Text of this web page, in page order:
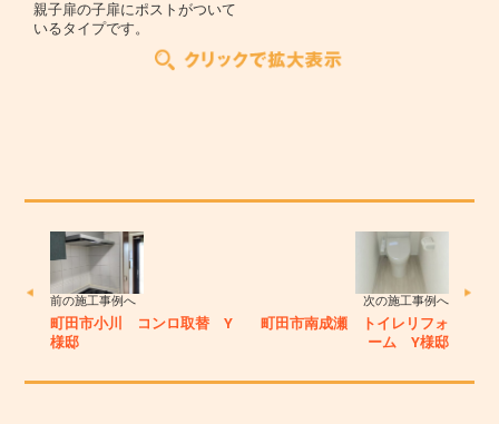
親子扉の子扉にポストがついて
いるタイプです。
前の施工事例へ
町田市小川 コンロ取替 Y
様邸
次の施工事例へ
町田市南成瀬 トイレリフォ
ーム Y様邸